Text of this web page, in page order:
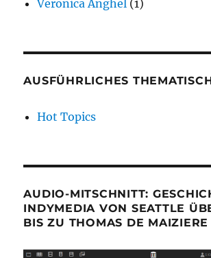
Veronica Anghel (1)
AUSFÜHRLICHES
Hot Topics
AUDIO-MITSCHNITT:
INDYMEDIA VON SEATTLE
BIS ZU THOMAS DE MAIZIERE